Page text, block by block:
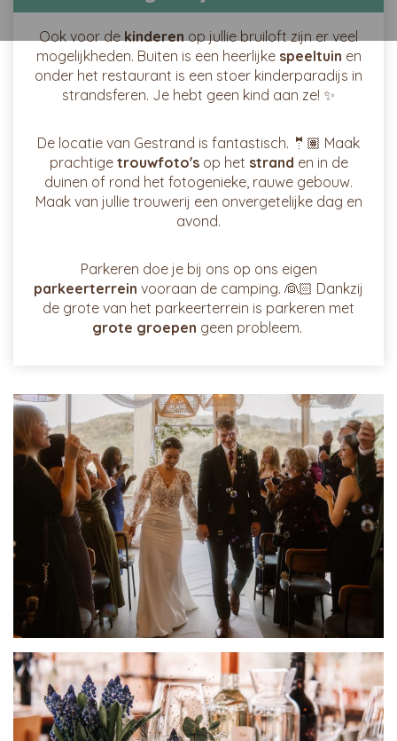
Ook voor dekinderenop jullie bruiloft zijn er veel
mogelijkheden. Buiten is een heerlijke speeltuin en
onder het restaurant is een stoer kinderparadijs in
strandsferen. Je hebt geen kind aan ze! ✨
De locatie van Gestrand is fantastisch. 🤵🏽 Maak
prachtige trouwfoto'sop het strand en in de
duinen of rond het fotogenieke, rauwe gebouw.
Maak van jullie trouwerij een onvergetelijke dag en
avond.
Parkeren doe je bij ons op ons eigen
parkeerterrein vooraan de camping. 👰🏻 Dankzij
de grote van het parkeerterrein is parkeren met
grote groepen geen probleem.